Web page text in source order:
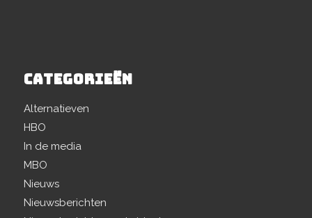
CATEGORIEËN
Alternatieven
HBO
In de media
MBO
Nieuws
Nieuwsberichten